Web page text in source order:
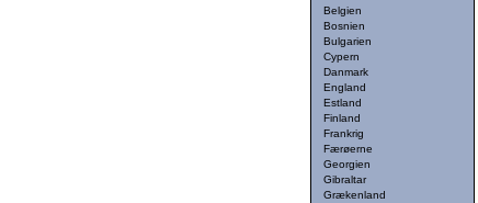
Belgien
Bosnien
Bulgarien
Cypern
Danmark
England
Estland
Finland
Frankrig
Færøerne
Georgien
Gibraltar
Grækenland